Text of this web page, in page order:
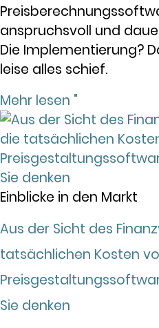
anspruchsvoll und
Die Implementierung?
leise alles schief.
Mehr lesen "
Einblicke in den Markt
Aus der Sicht des
tatsächlichen Kosten
Sie denken